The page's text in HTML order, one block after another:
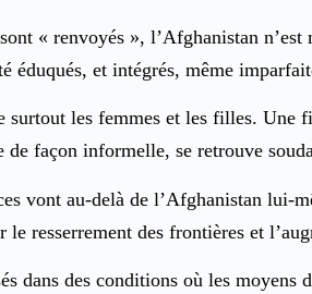
« renvoyés », l’Afghanistan
éduqués, et intégrés, même
surtout les femmes et les filles. Une
façon informelle, se retrouve
vont au-delà de l’Afghanistan
le resserrement des frontières et
dans des conditions où les